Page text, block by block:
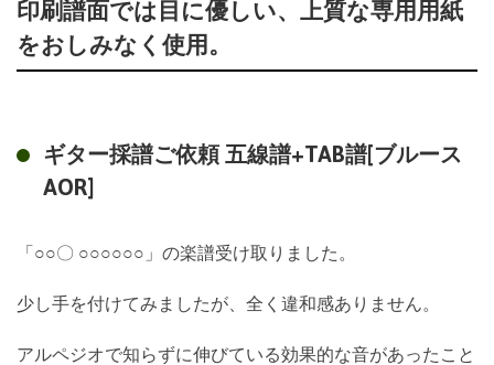
印刷譜面では目に優しい、上質な専用用紙
をおしみなく使用。
ギター採譜ご依頼 五線譜+TAB譜[ブルース
AOR]
「○○〇 ○○○○○○」の楽譜受け取りました。
少し手を付けてみましたが、全く違和感ありません。
アルペジオで知らずに伸びている効果的な音があったこと